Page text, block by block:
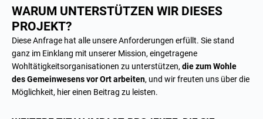
WARUM UNTERSTÜTZEN WIR DIESES
PROJEKT?
Diese Anfrage hat alle unsere Anforderungen erfüllt. Sie stand
ganz im Einklang mit unserer Mission, eingetragene
Wohltätigkeitsorganisationen zu unterstützen, die zum Wohle
des Gemeinwesens vor Ort arbeiten, und wir freuten uns über die
Möglichkeit, hier einen Beitrag zu leisten.